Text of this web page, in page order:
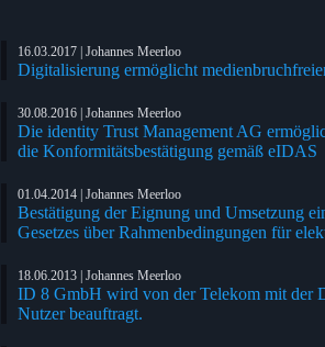
16.03.2017 | Johannes Meerloo
Digitalisierung ermöglicht
30.08.2016 | Johannes Meerloo
Die identity Trust Management AG
die Konformitätsbestätigung gemäß eIDAS
01.04.2014 | Johannes Meerloo
Bestätigung der Eignung und Umsetzung
Gesetzes über Rahmenbedingungen für
18.06.2013 | Johannes Meerloo
ID 8 GmbH wird von der Telekom mit der
Nutzer beauftragt.